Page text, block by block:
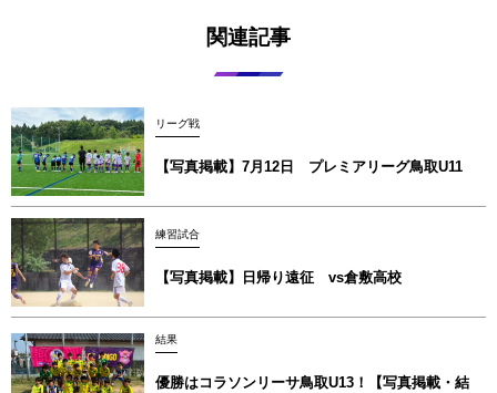
関連記事
リーグ戦
【写真掲載】7月12日 プレミアリーグ鳥取U11
練習試合
【写真掲載】日帰り遠征 vs倉敷高校
結果
優勝はコラソンリーサ鳥取U13！【写真掲載‪‪‪︎︎・結